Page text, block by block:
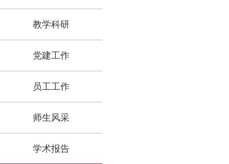
教学科研
党建工作
员工工作
师生风采
学术报告